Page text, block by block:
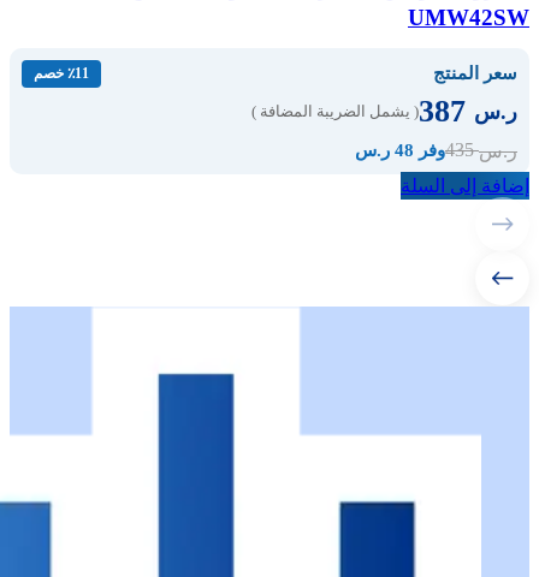
UMW42SW
سعر المنتج ٪11 خصم
ر.س ( يشمل الضريبة المضافة )
ر.س435 وفر 48 ر.س
إضافة إلى السلة